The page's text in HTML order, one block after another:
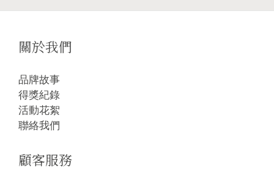
關於我們
品牌故事
得獎紀錄
活動花絮
聯絡我們
顧客服務